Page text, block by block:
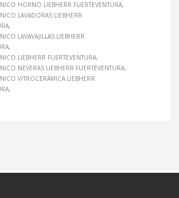
HORNO LIEBHERR FUERTEVENTURA
LAVADORAS LIEBHERR
LAVAVAJILLAS LIEBHERR
LIEBHERR FUERTEVENTURA
NEVERAS LIEBHERR FUERTEVENTURA
VITROCERÁMICA LIEBHERR